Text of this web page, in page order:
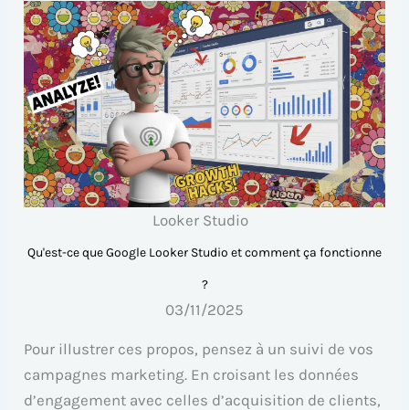
Looker Studio
Qu'est-ce que Google Looker Studio et comment ça fonctionne
?
03/11/2025
Pour illustrer ces propos, pensez à un suivi de vos
campagnes marketing. En croisant les données
d’engagement avec celles d’acquisition de clients,